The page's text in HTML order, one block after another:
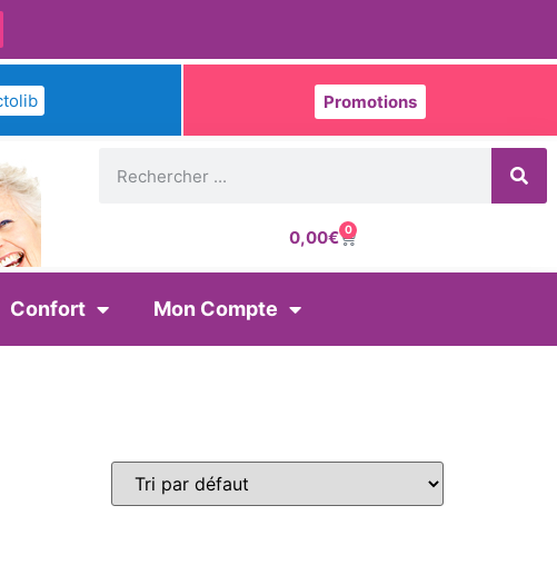
Promotions
0,00€ 0
Confort Mon Compte